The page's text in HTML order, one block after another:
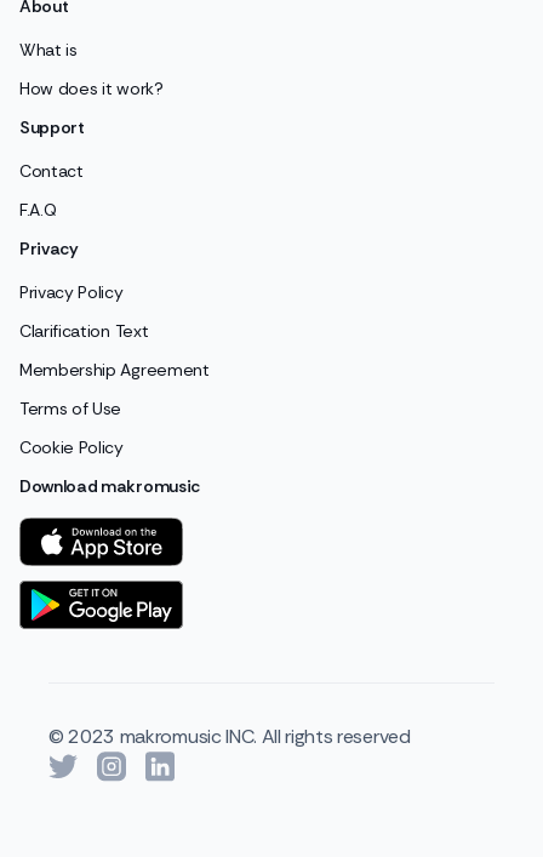
About
What is
How does it work?
Support
Contact
F.A.Q
Privacy
Privacy Policy
Clarification Text
Membership Agreement
Terms of Use
Cookie Policy
Download makromusic
© 2023 makromusic INC. All rights reserved